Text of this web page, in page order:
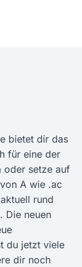
bietet dir das
für eine der
oder setze auf
A wie .ac
rund
Die neuen
du jetzt viele
dir noch